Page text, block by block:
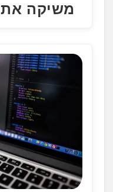
משיקה את Gemini 3 Flash